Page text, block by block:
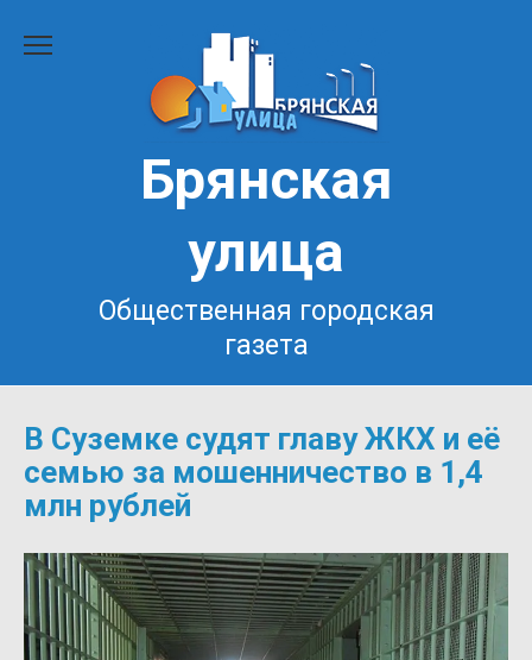
Брянская
улица
Общественная городская
газета
В Суземке судят главу ЖКХ и её
семью за мошенничество в 1,4
млн рублей